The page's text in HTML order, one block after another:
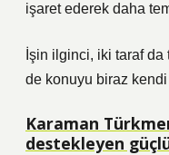
işaret ederek daha
İşin ilginci, iki taraf da
de konuyu biraz
Karaman
destekleyen